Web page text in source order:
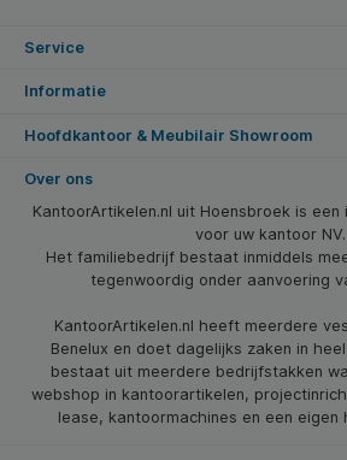
Service
Informatie
Hoofdkantoor & Meubilair Showroom
Over ons
KantoorArtikelen.nl uit Hoensbroek is
voor uw kantoor NV.
Het familiebedrijf bestaat inmiddels
tegenwoordig onder aanvoering
KantoorArtikelen.nl heeft meerdere
Benelux en doet dagelijks zaken in
bestaat uit meerdere bedrijfstakken
webshop in kantoorartikelen,
lease, kantoormachines en een eigen